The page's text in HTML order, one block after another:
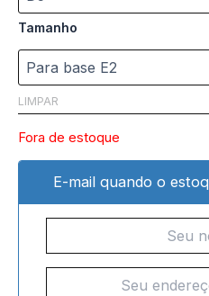
Tamanho
LIMPAR
Fora de estoque
E-mail quando o